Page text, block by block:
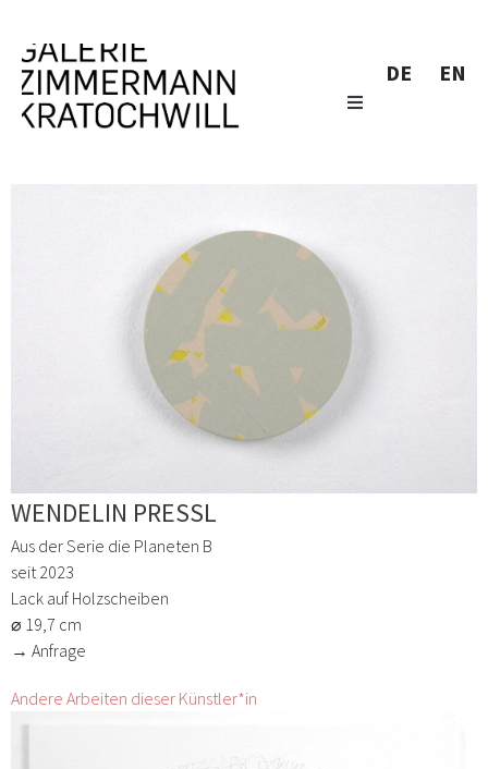
DE EN
WENDELIN PRESSL
Aus der Serie die Planeten B
seit 2023
Lack auf Holzscheiben
⌀ 19,7 cm
→ Anfrage
Andere Arbeiten dieser Künstler*in